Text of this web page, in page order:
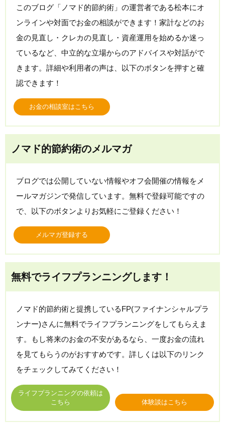
このブログ「ノマド的節約術」の運営者である松本にオ
ンラインや対面でお金の相談ができます！家計などのお
金の見直し・クレカの見直し・資産運用を始めるか迷っ
ているなど、中立的な立場からのアドバイスや対話がで
きます。詳細や利用者の声は、以下のボタンを押すと確
認できます！
お金の相談室はこちら
ノマド的節約術のメルマガ
ブログでは公開していない情報やオフ会開催の情報をメ
ールマガジンで発信しています。無料で登録可能ですの
で、以下のボタンよりお気軽にご登録ください！
メルマガ登録する
無料でライフプランニングします！
ノマド的節約術と提携しているFP(ファイナンシャルプラ
ンナー)さんに無料でライフプランニングをしてもらえま
す。もし将来のお金の不安があるなら、一度お金の流れ
を見てもらうのがおすすめです。詳しくは以下のリンク
をチェックしてみてください！
ライフプランニングの依頼は
こちら
体験談はこちら